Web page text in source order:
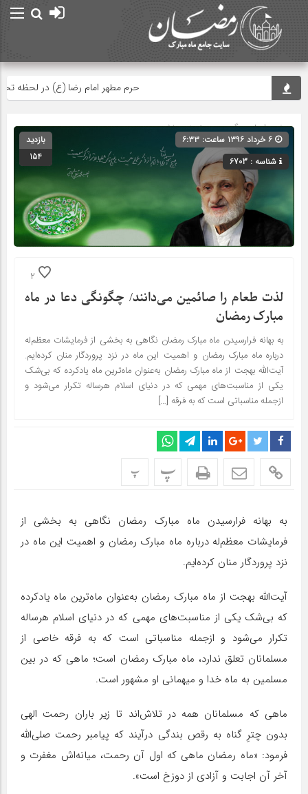
حرم مطهر امام رضا (ع) در لحظه تحویل
صفحه اصلی» گروه » دسته‌بندی نشده
شناسه : 6703
بازدید
154
2
لذت طعام را صائمین می‌دانند/ چگونگی دعا در ماه
مبارک رمضان
به بهانه فرارسیدن ماه مبارک رمضان نگاهی به بخشی از فرمایشات معظم‌له
درباره ماه مبارک رمضان و اهمیت این ماه در نزد پروردگار منان کرده‌ایم.
آیت‌الله بهجت از ماه مبارک رمضان به‌عنوان ماه‌ترین ماه یادکرده که بی‌شک
یکی از مناسبت‌های مهمی که در دنیای اسلام هرساله تکرار می‌شود و
ازجمله مناسباتی است که به فرقه […]
پ پ
به بهانه فرارسیدن ماه مبارک رمضان نگاهی به بخشی از
فرمایشات معظم‌له درباره ماه مبارک رمضان و اهمیت این ماه در
نزد پروردگار منان کرده‌ایم.
آیت‌الله بهجت از ماه مبارک رمضان به‌عنوان ماه‌ترین ماه یادکرده
که بی‌شک یکی از مناسبت‌های مهمی که در دنیای اسلام هرساله
تکرار می‌شود و ازجمله مناسباتی است که به فرقه خاصی از
مسلمانان تعلق ندارد، ماه مبارک رمضان است؛ ماهی که در بین
مسلمین به ماه خدا و میهمانی او مشهور است.
ماهی که مسلمانان همه در تلاش‌اند تا زیر باران رحمت الهی
بدون چترِ گناه به رقص بندگی درآیند که پیامبر رحمت صلی‌الله
فرمود: «ماه رمضان ماهی که اول آن رحمت، میانه‌اش مغفرت و
آخر آن اجابت و آزادی از دوزخ است».